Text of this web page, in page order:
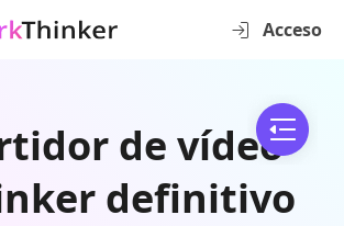
Acceso
de vídeo
definitivo